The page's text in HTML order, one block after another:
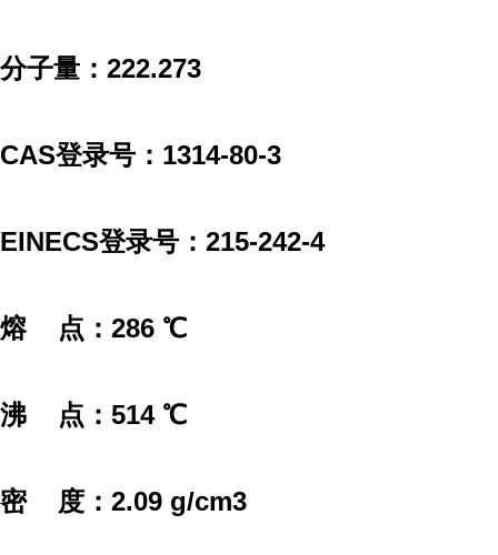
分子量：222.273
CAS登录号：1314-80-3
EINECS登录号：215-242-4
熔 点：286 ℃
沸 点：514 ℃
密 度：2.09 g/cm3